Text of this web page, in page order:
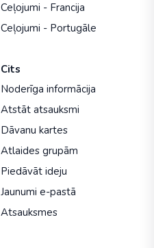
Ceļojumi - Francija
Ceļojumi - Portugāle
Cits
Noderīga informācija
Atstāt atsauksmi
Dāvanu kartes
Atlaides grupām
Piedāvāt ideju
Jaunumi e-pastā
Atsauksmes